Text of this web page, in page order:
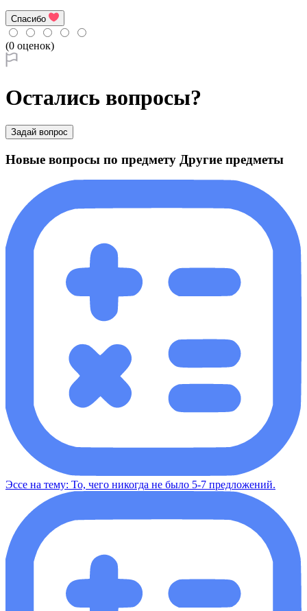
Спасибо
(0 оценок)
Остались вопросы?
Задай вопрос
Новые вопросы по предмету Другие предметы
Эссе на тему: То, чего никогда не было 5-7 предложений.